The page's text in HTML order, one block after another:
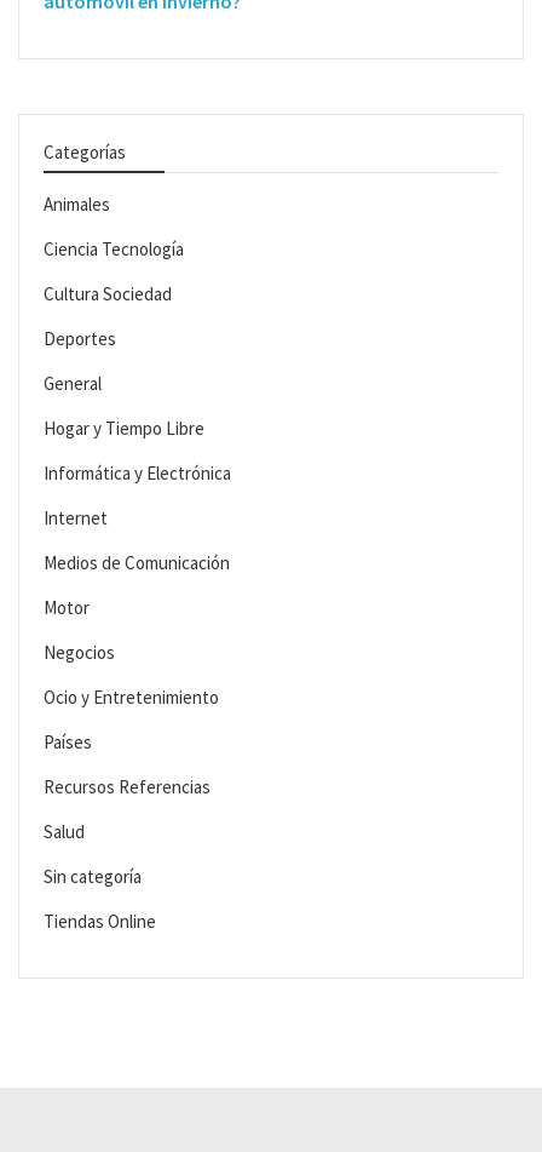
Categorías
Animales
Ciencia Tecnología
Cultura Sociedad
Deportes
General
Hogar y Tiempo Libre
Informática y Electrónica
Internet
Medios de Comunicación
Motor
Negocios
Ocio y Entretenimiento
Países
Recursos Referencias
Salud
Sin categoría
Tiendas Online